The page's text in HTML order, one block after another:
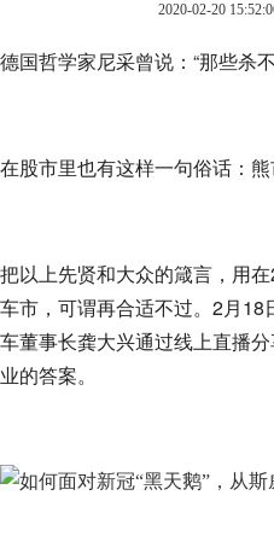
2020-02-20
德国哲学家尼采曾说：“那些杀
在股市里也有这样一句俗话：熊
把以上先贤和大众的箴言，用
车市，可谓再合适不过。2月18
车董事长龚大兴通过线上直播
业的答案。